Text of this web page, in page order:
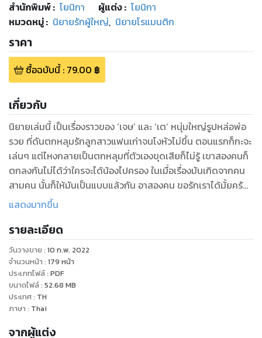
สำนักพิมพ์: โยนิกา ผู้แต่ง : โยนิกา
หมวดหมู่: นิยายรักผู้ใหญ่, นิยายโรแมนติก
ราคา
ซื้อฉบับนี้: 79.00 ฿
เกี่ยวกับ
นิยายเล่มนี้ เป็นเรื่องราวของ ‘เจษ’ และ ‘เต’ หนุ่มใหญ่รูปหล่อพ่อ
รวย ที่ดันตกหลุมรักลูกสาวแฟนเก่าจนโงหัวไม่ขึ้น ตอนแรกก็กะจะ
เล่นๆ แต่ไหงกลายเป็นตกหลุมที่ตัวเองขุดเสียก็ไม่รู้ เขาสองคนก็
ตกลงกันไม่ได้ว่าใครจะได้น้องไปครอง ในเมื่อเรื่องมันเกิดจากคน
สามคน นั้นก็ให้มันเป็นแบบแล้วกัน อาสองคน ขอรักเราได้มั้ยครับ
‘น้องพราว
แสดงมากขึ้น
รายละเอียด
วันวางขาย : 10 ก.พ. 2022
จำนวนหน้า : 179 หน้า
ประเภทไฟล์: PDF
ขนาดไฟล์: 52.68 MB
ประเทศ: TH
ภาษา : Thai
จากผู้แต่ง